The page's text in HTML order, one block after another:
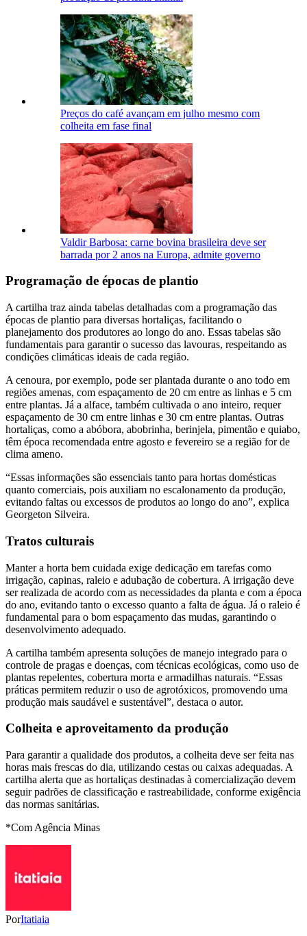
Preços do café avançam em julho mesmo com
colheita em fase final
Valdir Barbosa: carne bovina brasileira deve ser
barrada por 2 anos na Europa, admite governo
Programação de épocas de plantio
A cartilha traz ainda tabelas detalhadas com a programação das
épocas de plantio para diversas hortaliças, facilitando o
planejamento dos produtores ao longo do ano. Essas tabelas são
fundamentais para garantir o sucesso das lavouras, respeitando as
condições climáticas ideais de cada região.
A cenoura, por exemplo, pode ser plantada durante o ano todo em
regiões amenas, com espaçamento de 20 cm entre as linhas e 5 cm
entre plantas. Já a alface, também cultivada o ano inteiro, requer
espaçamento de 30 cm entre linhas e 30 cm entre plantas. Outras
hortaliças, como a abóbora, abobrinha, berinjela, pimentão e quiabo,
têm época recomendada entre agosto e fevereiro se a região for de
clima ameno.
“Essas informações são essenciais tanto para hortas domésticas
quanto comerciais, pois auxiliam no escalonamento da produção,
evitando faltas ou excessos de produtos ao longo do ano”, explica
Georgeton Silveira.
Tratos culturais
Manter a horta bem cuidada exige dedicação em tarefas como
irrigação, capinas, raleio e adubação de cobertura. A irrigação deve
ser realizada de acordo com as necessidades da planta e com a época
do ano, evitando tanto o excesso quanto a falta de água. Já o raleio é
fundamental para o bom espaçamento das mudas, garantindo o
desenvolvimento adequado.
A cartilha também apresenta soluções de manejo integrado para o
controle de pragas e doenças, com técnicas ecológicas, como uso de
plantas repelentes, cobertura morta e armadilhas naturais. “Essas
práticas permitem reduzir o uso de agrotóxicos, promovendo uma
produção mais saudável e sustentável”, destaca o autor.
Colheita e aproveitamento da produção
Para garantir a qualidade dos produtos, a colheita deve ser feita nas
horas mais frescas do dia, utilizando cestas ou caixas adequadas. A
cartilha alerta que as hortaliças destinadas à comercialização devem
seguir padrões de classificação e rastreabilidade, conforme exigência
das normas sanitárias.
*Com Agência Minas
PorItatiaia